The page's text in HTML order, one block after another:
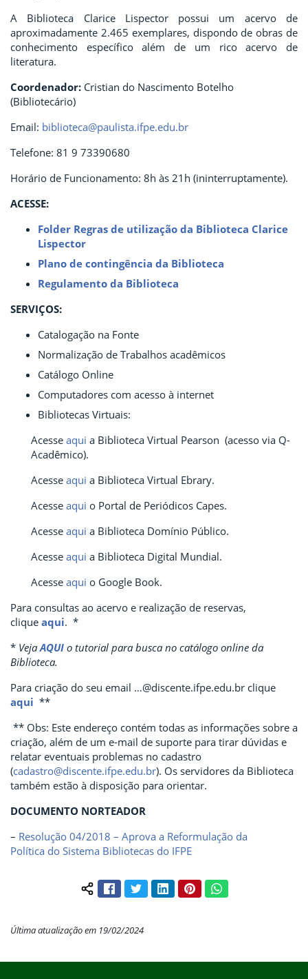
A Biblioteca Clarice Lispector possui um acervo de
aproximadamente 2.465 exemplares, dispondo de obras de
conhecimento específico além de um rico acervo de
literatura.
Coordenador: Cristian do Nascimento Botelho
(Bibliotecário)
Email: biblioteca@paulista.ifpe.edu.br
Telefone: 81 9 73390680
Horário de Funcionamento: 8h às 21h (ininterruptamente).
ACESSE:
Folder Regras de utilização da Biblioteca Clarice
Lispector
Plano de contingência da Biblioteca
Regulamento da Biblioteca
SERVIÇOS:
Catalogação na Fonte
Normalização de Trabalhos acadêmicos
Catálogo Online
Computadores com acesso à internet
Bibliotecas Virtuais:
Acesse aqui a Biblioteca Virtual Pearson (acesso via Q-
Acadêmico).
Acesse aqui a Biblioteca Virtual Ebrary.
Acesse aqui o Portal de Periódicos Capes.
Acesse aqui a Biblioteca Domínio Público.
Acesse aqui a Biblioteca Digital Mundial.
Acesse aqui o Google Book.
Para consultas ao acervo e realização de reservas,
clique aqui. *
* VejaAQUI o tutorial para busca no catálogo online da
Biblioteca.
Para criação do seu email …@discente.ifpe.edu.br clique
aqui **
** Obs: Este endereço contém todas as informações sobre a
criação, além de um e-mail de suporte para tirar dúvidas e
relatar eventuais problemas no cadastro
(cadastro@discente.ifpe.edu.br). Os servidores da Biblioteca
também estão à disposição para orientar.
DOCUMENTO NORTEADOR
– Resolução 04/2018 – Aprova a Reformulação da
Política do Sistema Bibliotecas do IFPE
Compartilhar conteúdo:
FacebookTwitterLinkedInPinterestWhatsApp
Última atualização em 19/02/2024